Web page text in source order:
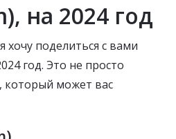
на 2024 год
хочу поделиться с вами
год. Это не просто
который может вас